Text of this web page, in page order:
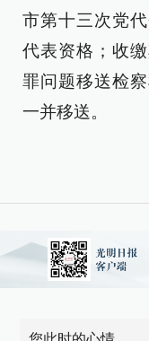
市第十三次党
代表资格；收
罪问题移送检
一并移送。